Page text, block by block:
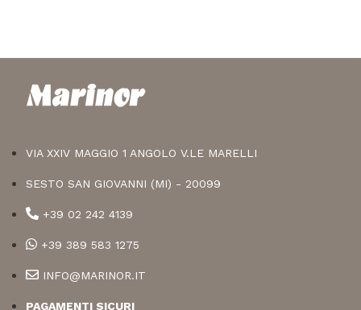
VIA XXIV MAGGIO 1 ANGOLO V.LE MARELLI
SESTO SAN GIOVANNI (MI) - 20099
+39 02 242 4139
+39 389 583 1275
INFO@MARINOR.IT
PAGAMENTI SICURI